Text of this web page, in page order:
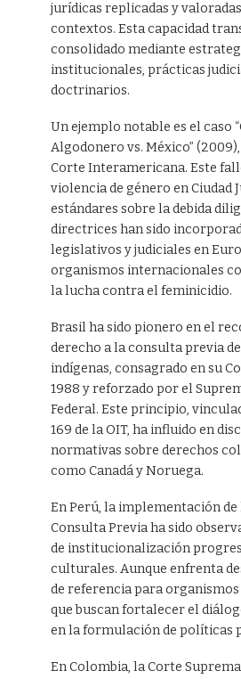
jurídicas replicadas y
contextos. Esta capacidad
consolidado mediante
institucionales, prácticas
doctrinarios.
Un ejemplo notable es el caso
Algodonero vs. México”
Corte Interamericana. Este
violencia de género en Ciudad
estándares sobre la debida
directrices han sido
legislativos y judiciales en
organismos internacionales
la lucha contra el feminicidio.
Brasil ha sido pionero en el
derecho a la consulta previa
indígenas, consagrado en su
1988 y reforzado por el
Federal. Este principio,
169 de la OIT, ha influido en
normativas sobre derechos
como Canadá y Noruega.
En Perú, la implementación de
Consulta Previa ha sido
de institucionalización
culturales. Aunque enfrenta
de referencia para
que buscan fortalecer el
en la formulación de políticas
En Colombia, la Corte